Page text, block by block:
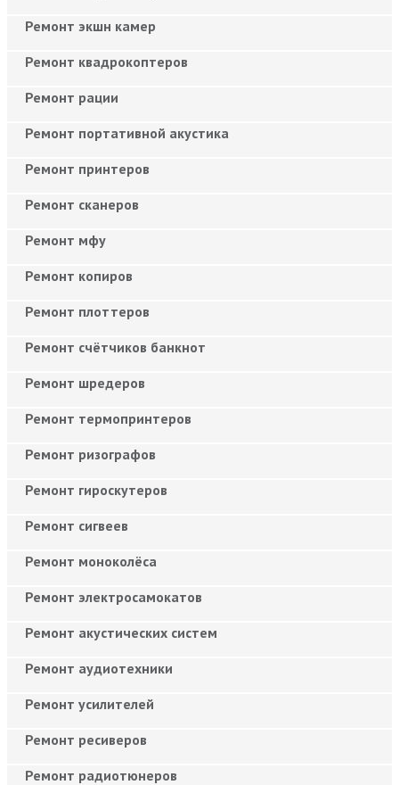
Ремонт экшн камер
Ремонт квадрокоптеров
Ремонт рации
Ремонт портативной акустика
Ремонт принтеров
Ремонт сканеров
Ремонт мфу
Ремонт копиров
Ремонт плоттеров
Ремонт счётчиков банкнот
Ремонт шредеров
Ремонт термопринтеров
Ремонт ризографов
Ремонт гироскутеров
Ремонт сигвеев
Ремонт моноколёса
Ремонт электросамокатов
Ремонт акустических систем
Ремонт аудиотехники
Ремонт усилителей
Ремонт ресиверов
Ремонт радиотюнеров